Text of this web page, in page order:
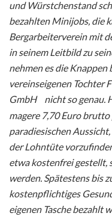
und Würstchenstand
bezahlten Minijobs, die
Bergarbeiterverein mit
in seinem Leitbild zu
nehmen es die
vereinseigenen Tochter
GmbH
nicht so genau.
magere 7,70 Euro
paradiesischen
der Lohntüte
etwa kostenfrei gestellt,
werden. Spätestens bis
kostenpflichtiges
eigenen Tasche bezahlt